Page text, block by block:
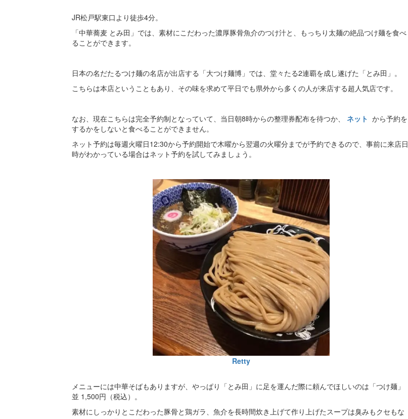
JR松戸駅東口より徒歩4分。
「中華蕎麦 とみ田」では、素材にこだわった濃厚豚骨魚介のつけ汁と、もっちり太麺の絶品つけ麺を食べ
ることができます。
日本の名だたるつけ麺の名店が出店する「大つけ麺博」では、堂々たる2連覇を成し遂げた「とみ田」。
こちらは本店ということもあり、その味を求めて平日でも県外から多くの人が来店する超人気店です。
なお、現在こちらは完全予約制となっていて、当日朝8時からの整理券配布を待つか、 ネット から予約を
するかをしないと食べることができません。
ネット予約は毎週火曜日12:30から予約開始で木曜から翌週の火曜分までが予約できるので、事前に来店日
時がわかっている場合はネット予約を試してみましょう。
Retty
メニューには中華そばもありますが、やっぱり「とみ田」に足を運んだ際に頼んでほしいのは「つけ麺」
並 1,500円（税込）。
素材にしっかりとこだわった豚骨と鶏ガラ、魚介を長時間炊き上げて作り上げたスープは臭みもクセもな